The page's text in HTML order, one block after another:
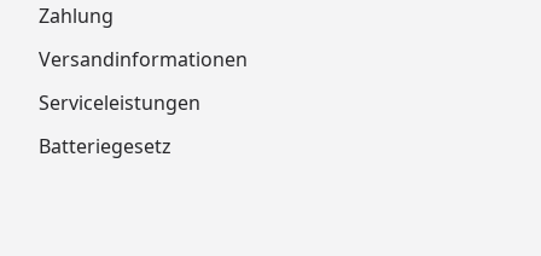
Zahlung
Versandinformationen
Serviceleistungen
Batteriegesetz